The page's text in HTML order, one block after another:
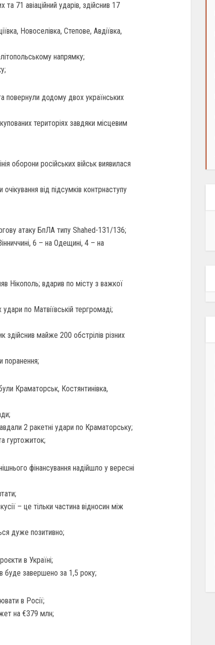
71 авіаційний ударів, здійснив 17
Новоселівка, Степове, Авдіївка,
напрямку;
додому двох українських
територіях завдяки місцевим
оборони російських військ виявилася
від підсумків контрнаступу
атаку БпЛА типу Shahed-131/136;
6 – на Одещині, 4 – на
Нікополь; вдарив по місту з важкої
по Матвіївській тергромаді;
майже 200 обстрілів різних
поранення;
Краматорськ, Костянтинівка,
2 ракетні удари по Краматорську;
гуртожиток;
фінансування надійшло у вересні
– це тільки частина відносин між
дуже позитивно;
в Україні;
буде завершено за 1,5 року;
в Росії;
на €379 млн;